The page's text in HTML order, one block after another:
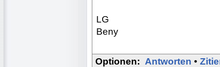
LG
Beny
Optionen: Antworten •